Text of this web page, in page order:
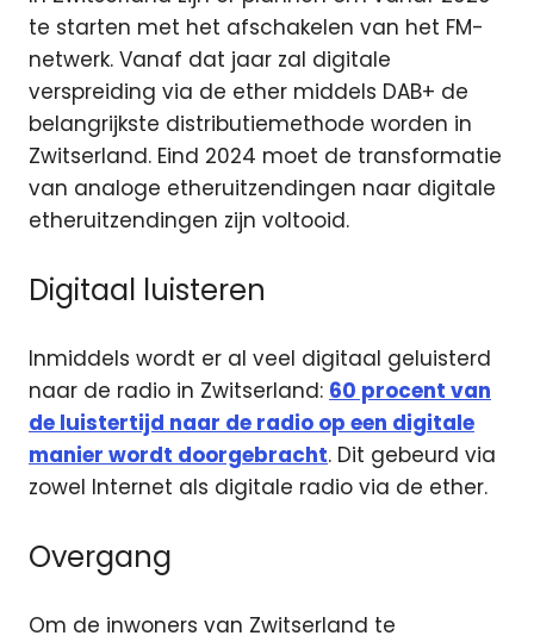
te starten met het afschakelen van het FM-
netwerk. Vanaf dat jaar zal digitale
verspreiding via de ether middels DAB+ de
belangrijkste distributiemethode worden in
Zwitserland. Eind 2024 moet de transformatie
van analoge etheruitzendingen naar digitale
etheruitzendingen zijn voltooid.
Digitaal luisteren
Inmiddels wordt er al veel digitaal geluisterd
naar de radio in Zwitserland: 60 procent van
de luistertijd naar de radio op een digitale
manier wordt doorgebracht. Dit gebeurd via
zowel Internet als digitale radio via de ether.
Overgang
Om de inwoners van Zwitserland te